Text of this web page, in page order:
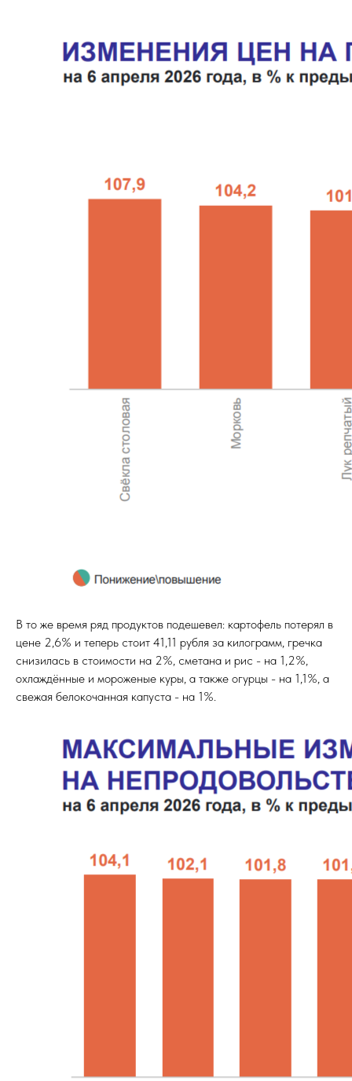
В то же время ряд продуктов подешевел: картофель потерял в
цене 2,6% и теперь стоит 41,11 рубля за килограмм, гречка
снизилась в стоимости на 2%, сметана и рис - на 1,2%,
охлаждённые и мороженые куры, а также огурцы - на 1,1%, а
свежая белокочанная капуста - на 1%.